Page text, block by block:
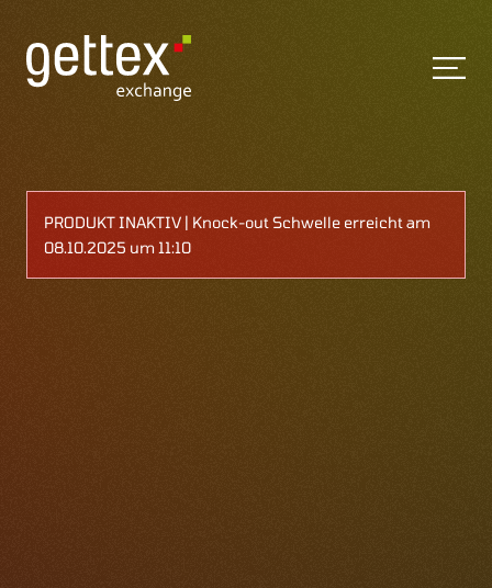
PRODUKT INAKTIV | Knock-out Schwelle erreicht am
08.10.2025 um 11:10